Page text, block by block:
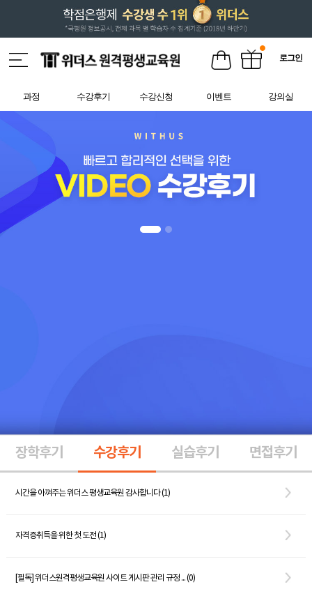
로그인
과정 수강후기 수강신청 이벤트 강의실
장학후기 수강후기 실습후기 면접후기
시간을 아껴주는 위더스 평생교육원 감사합니다 (1)
자격증취득을 위한 첫 도전 (1)
[필독] 위더스원격평생교육원 사이트 게시판 관리 규정 ... (0)